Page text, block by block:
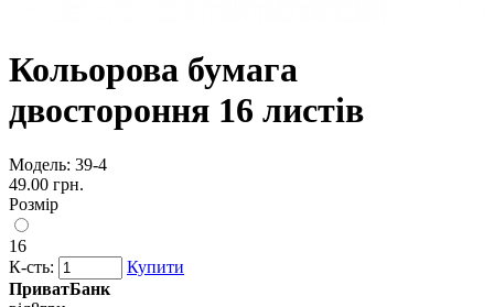
Кольорова бумага
двостороння 16 листів
Модель: 39-4
49.00 грн.
Розмір
16
К-сть:
Купити
ПриватБанк